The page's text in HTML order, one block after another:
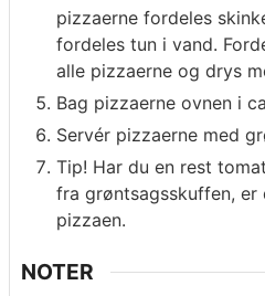
pizzaerne fordeles
fordeles tun i vand.
alle pizzaerne og drys
Bag pizzaerne ovnen i
Servér pizzaerne med
Tip! Har du en rest
fra grøntsagsskuffen,
pizzaen.
NOTER